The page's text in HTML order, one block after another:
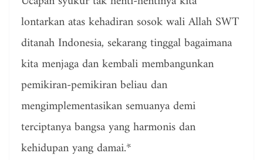
lontarkan atas kehadiran sosok wali Allah SWT
ditanah Indonesia, sekarang tinggal bagaimana
kita menjaga dan kembali membangunkan
pemikiran-pemikiran beliau dan
mengimplementasikan semuanya demi
terciptanya bangsa yang harmonis dan
kehidupan yang damai.*